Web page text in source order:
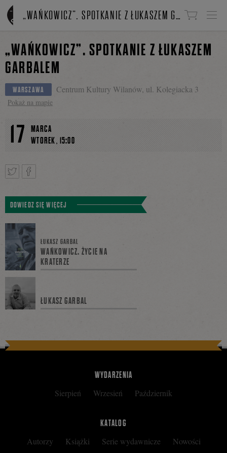
Linki do przejścia
„WAŃKOWICZ”. SPOTKANIE Z ŁUKASZEM GARBALEM
„WAŃKOWICZ”. SPOTKANIE Z ŁUKASZEM
GARBALEM
WARSZAWA Centrum Kultury Wilanów, ul. Kolegiacka 3
Pokaż na mapie
17
MARCA
WTOREK, 15:00
TweetnijPodziel
się
na
DOWIEDZ SIĘ WIĘCEJ
ŁUKASZ GARBAL
WAŃKOWICZ. ŻYCIE NA
KRATERZE
ŁUKASZ GARBAL
WYDARZENIA
Sierpień Wrzesień Październik
KATALOG
Autorzy Książki Serie wydawnicze
Nowości